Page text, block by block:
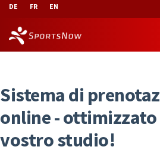
DE FR EN
Sistema di prenotaz
online-ottimizzato
vostrostudio!